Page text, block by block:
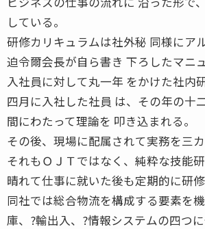
している。
研修カリキュラムは社外秘 同様にア
迫令爾会長が自ら書き 下ろしたマニ
入社員に対して丸一年 をかけた社内
四月に入社した社員 は、その年の十
間にわたって理論を 叩き込まれる。
その後、現場に配属されて実務を三カ
それもＯＪＴではなく、純粋な技能研
晴れて仕事に就いた後も定期的に研修
同社では総合物流を構成する要素を
庫、?輸出入、?情報システムの四つに